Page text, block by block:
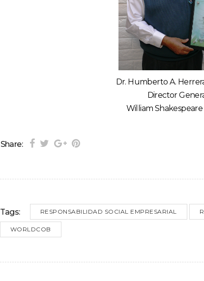
Dr. Humberto A.
Director
William Shakespeare
Share:
Tags: RESPONSABILIDAD SOCIAL EMPRESARIAL
WORLDCOB